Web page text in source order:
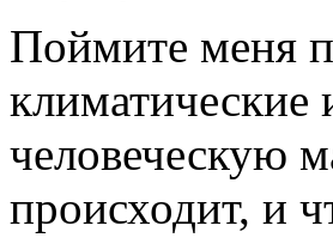
Поймите меня
климатические
человеческую
происходит, и